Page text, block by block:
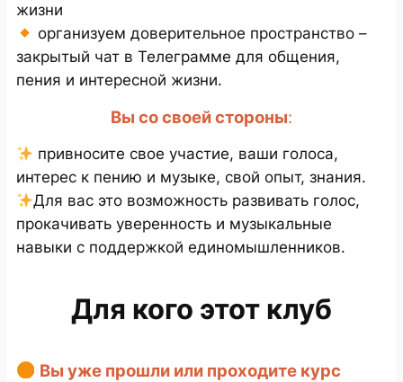
жизни
организуем доверительное пространство –
закрытый чат в Телеграмме для общения,
пения и интересной жизни.
Вы со своей стороны:
привносите свое участие, ваши голоса,
интерес к пению и музыке, свой опыт, знания.
Для вас это возможность развивать голос,
прокачивать уверенность и музыкальные
навыки с поддержкой единомышленников.
Для кого этот клуб
Вы уже прошли или проходите курс